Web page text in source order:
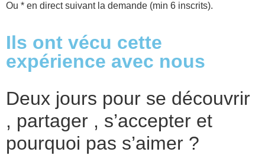
Ou * en direct suivant la demande (min 6 inscrits).
Ils ont vécu cette
expérience avec nous
Deux jours pour se découvrir
, partager , s’accepter et
pourquoi pas s’aimer ?